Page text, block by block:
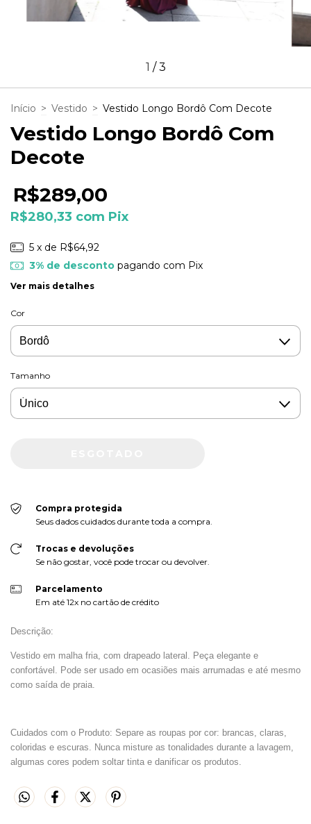
1 /3
Início > Vestido > Vestido Longo Bordô Com Decote
Vestido Longo Bordô Com
Decote
R$289,00
R$280,33 com Pix
5 x de R$64,92
3% de descontopagando com Pix
Ver mais detalhes
Cor
Tamanho
Compra protegida
Seus dados cuidados durante toda a compra.
Trocas e devoluções
Se não gostar, você pode trocar ou devolver.
Parcelamento
Em até 12x no cartão de crédito
Descrição:
Vestido em malha fria, com drapeado lateral. Peça elegante e
confortável. Pode ser usado em ocasiões mais arrumadas e até mesmo
como saída de praia.
Cuidados com o Produto: Separe as roupas por cor: brancas, claras,
coloridas e escuras. Nunca misture as tonalidades durante a lavagem,
algumas cores podem soltar tinta e danificar os produtos.